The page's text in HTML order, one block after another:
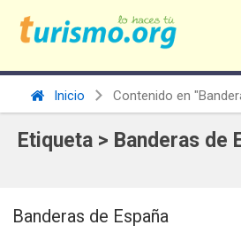
Inicio Contenido en
Etiqueta > Banderas de
Banderas de España